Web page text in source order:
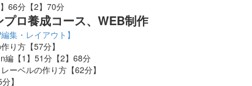
66分【2】70分
プロ養成コース、WEB制作
集・レイアウト】
り方【57分】
編【1】51分【2】68分
ーベルの作り方【62分】
】